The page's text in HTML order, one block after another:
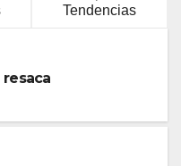
Tendencias
resaca